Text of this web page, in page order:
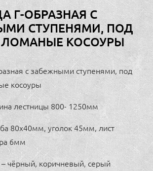
Г-ОБРАЗНАЯ С
СТУПЕНЯМИ, ПОД
ЛОМАНЫЕ КОСОУРЫ
с забежными ступенями, под
косоуры
лестницы 800- 1250мм
80х40мм, уголок 45мм, лист
6мм
– чёрный, коричневый, серый